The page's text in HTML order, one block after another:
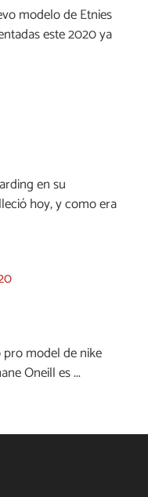
modelo de Etnies
este 2020 ya
en su
hoy, y como era
pro model de nike
Oneill es ...